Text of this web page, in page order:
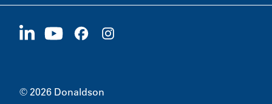
Nachhaltigkeit
1400 W 94th Street
© 2026 Donaldson